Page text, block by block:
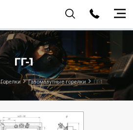
ГГ-1
Горелки Газомазутные горелки ГГ-1